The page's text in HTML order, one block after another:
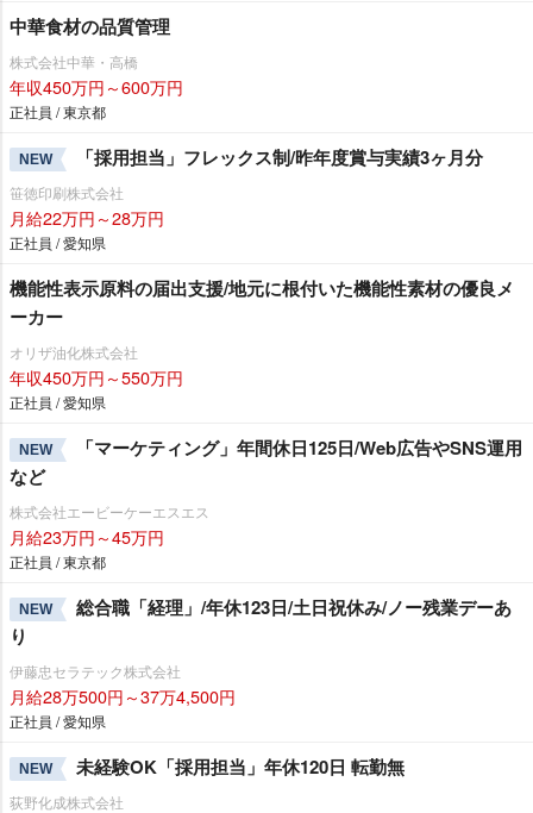
中華食材の品質管理
株式会社中華・高橋
年収450万円～600万円
正社員 / 東京都
NEW 「採用担当」フレックス制/昨年度賞与実績3ヶ月分
笹徳印刷株式会社
月給22万円～28万円
正社員 / 愛知県
機能性表示原料の届出支援/地元に根付いた機能性素材の優良メ
ーカー
オリザ油化株式会社
年収450万円～550万円
正社員 / 愛知県
NEW
「マーケティング」年間休日125日/Web広告やSNS運用
など
株式会社エービーケーエスエス
月給23万円～45万円
正社員 / 東京都
NEW
総合職「経理」/年休123日/土日祝休み/ノー残業デーあ
り
伊藤忠セラテック株式会社
月給28万500円～37万4,500円
正社員 / 愛知県
NEW 未経験OK「採用担当」年休120日 転勤無
荻野化成株式会社